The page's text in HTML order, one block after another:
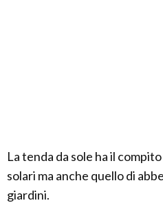
La tenda da sole ha il
solari ma anche quello di
giardini.